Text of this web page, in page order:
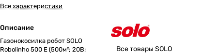
Все характеристики
Описание
Газонокосилка робот SOLO
Robolinho 500 E (500м²; 20В;
Все товары SOLO